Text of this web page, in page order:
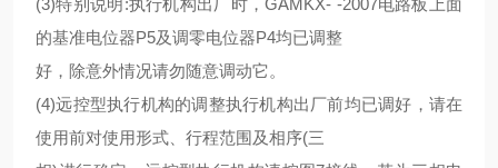
(3)特别说明:执行机构出厂时，GAMKX- -2007电路板上面
的基准电位器P5及调零电位器P4均已调整
好，除意外情况请勿随意调动它。
(4)远控型执行机构的调整执行机构出厂前均已调好，请在
使用前对使用形式、行程范围及相序(三